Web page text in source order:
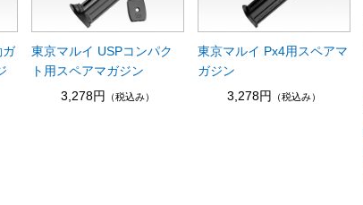
東京マルイ USPコンパク
ト用スペアマガジン
3,278円
（税込み）
東京マルイ Px4用スペアマ
ガジン
3,278円
（税込み）